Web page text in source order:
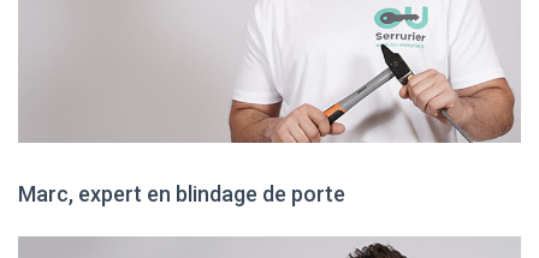
Marc, expert en blindage de porte